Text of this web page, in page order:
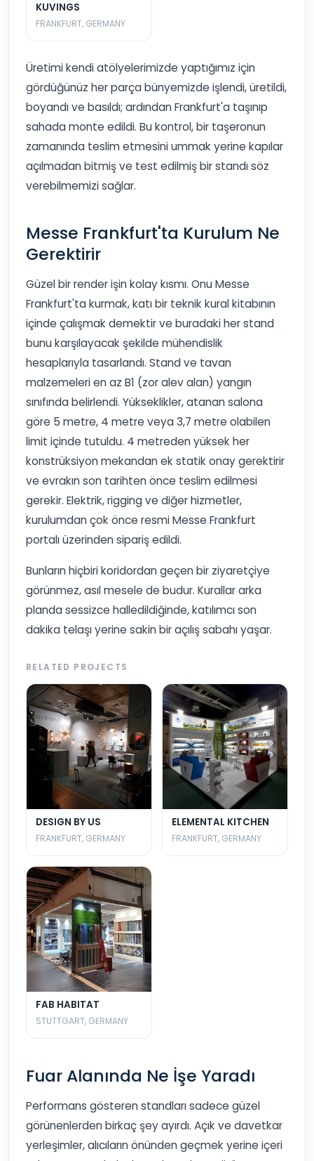
KUVINGS
FRANKFURT, GERMANY
Üretimi kendi atölyelerimizde yaptığımız için
gördüğünüz her parça bünyemizde işlendi, üretildi,
boyandı ve basıldı; ardından Frankfurt'a taşınıp
sahada monte edildi. Bu kontrol, bir taşeronun
zamanında teslim etmesini ummak yerine kapılar
açılmadan bitmiş ve test edilmiş bir standı söz
verebilmemizi sağlar.
Messe Frankfurt'ta Kurulum Ne
Gerektirir
Güzel bir render işin kolay kısmı. Onu Messe
Frankfurt'ta kurmak, katı bir teknik kural kitabının
içinde çalışmak demektir ve buradaki her stand
bunu karşılayacak şekilde mühendislik
hesaplarıyla tasarlandı. Stand ve tavan
malzemeleri en az B1 (zor alev alan) yangın
sınıfında belirlendi. Yükseklikler, atanan salona
göre 5 metre, 4 metre veya 3,7 metre olabilen
limit içinde tutuldu. 4 metreden yüksek her
konstrüksiyon mekandan ek statik onay gerektirir
ve evrakın son tarihten önce teslim edilmesi
gerekir. Elektrik, rigging ve diğer hizmetler,
kurulumdan çok önce resmi Messe Frankfurt
portalı üzerinden sipariş edildi.
Bunların hiçbiri koridordan geçen bir ziyaretçiye
görünmez, asıl mesele de budur. Kurallar arka
planda sessizce halledildiğinde, katılımcı son
dakika telaşı yerine sakin bir açılış sabahı yaşar.
RELATED PROJECTS
DESIGN BY US
FRANKFURT, GERMANY
ELEMENTAL KITCHEN
FRANKFURT, GERMANY
FAB HABITAT
STUTTGART, GERMANY
Fuar Alanında Ne İşe Yaradı
Performans gösteren standları sadece güzel
görünenlerden birkaç şey ayırdı. Açık ve davetkar
yerleşimler, alıcıların önünden geçmek yerine içeri